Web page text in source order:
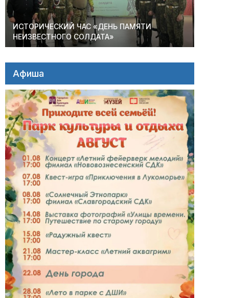
ИСТОРИЧЕСКИЙ ЧАС «ДЕНЬ ПАМЯТИ
НЕИЗВЕСТНОГО СОЛДАТА»
Афиша